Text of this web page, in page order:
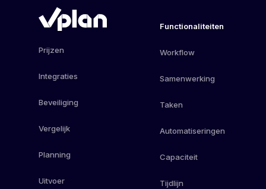
Prijzen
Integraties
Beveiliging
Vergelijk
Planning
Uitvoer
Functionaliteiten
Workflow
Samenwerking
Taken
Automatiseringen
Capaciteit
Tijdlijn